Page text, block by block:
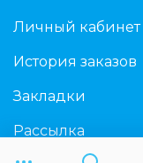
Личный кабинет
История заказов
Закладки
Рассылка